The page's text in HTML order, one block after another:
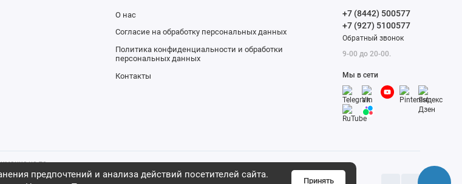
предпочтений и анализа действий посетителей сайта.
Принять
О нас
Согласие на обработку персональных данных
Политика конфиденциальности и обработки
персональных данных
Контакты
+7 (8442) 500577
+7 (927) 5100577
Обратный звонок
9-00 до 20-00.
Мы в сети
на то,
характер и